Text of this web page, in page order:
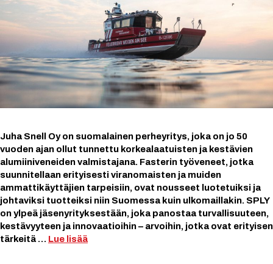
Juha Snell Oy on suomalainen perheyritys, joka on jo 50
vuoden ajan ollut tunnettu korkealaatuisten ja kestävien
alumiiniveneiden valmistajana. Fasterin työveneet, jotka
suunnitellaan erityisesti viranomaisten ja muiden
ammattikäyttäjien tarpeisiin, ovat nousseet luotetuiksi ja
johtaviksi tuotteiksi niin Suomessa kuin ulkomaillakin. SPLY
on ylpeä jäsenyrityksestään, joka panostaa turvallisuuteen,
kestävyyteen ja innovaatioihin – arvoihin, jotka ovat erityisen
tärkeitä … Lue lisää